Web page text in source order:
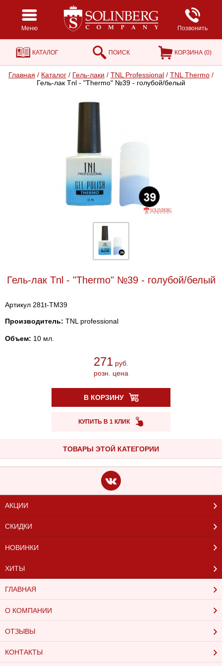
Меню Позвонить
КАТАЛОГ ПОИСК КОРЗИНА (0)
Главная / Каталог / Гель-лаки / TNL Professional / TNL Thermo /
Гель-лак Tnl - "Тhermo" №39 - голубой/белый
Гель-лак Tnl - "Тhermo" №39 - голубой/белый
Артикул 281t-TM39
Производитель: TNL professional
Объем: 10 мл.
271 руб.
розн. цена
В КОРЗИНУ
КУПИТЬ В 1 КЛИК
ТОВАРЫ ЭТОЙ КАТЕГОРИИ
АКЦИИ
СКИДКИ
НОВИНКИ
ХИТЫ
ГЛАВНАЯ
О КОМПАНИИ
ОТЗЫВЫ
КОНТАКТЫ